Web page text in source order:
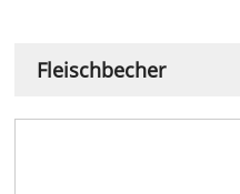
Fleischbecher